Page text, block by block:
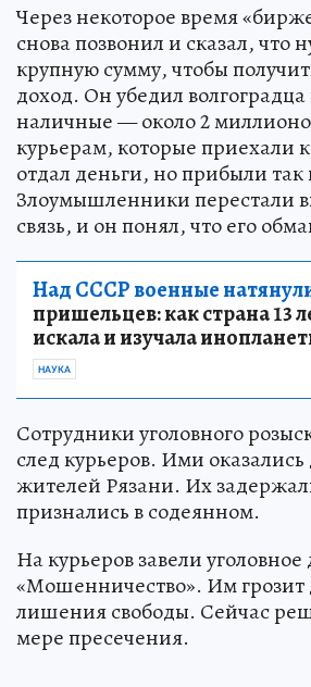
Через некоторое время
снова позвонил и сказал, что
крупную сумму, чтобы
доход. Он убедил волгоградца
наличные — около 2
курьерам, которые приехали
отдал деньги, но прибыли
Злоумышленники перестали
связь, и он понял, что его
Над СССР военные
пришельцев: как страна 13
искала и изучала
НАУКА
Сотрудники уголовного
след курьеров. Ими
жителей Рязани. Их
признались в содеянном.
На курьеров завели уголовное
«Мошенничество». Им грозит
лишения свободы. Сейчас
мере пресечения.